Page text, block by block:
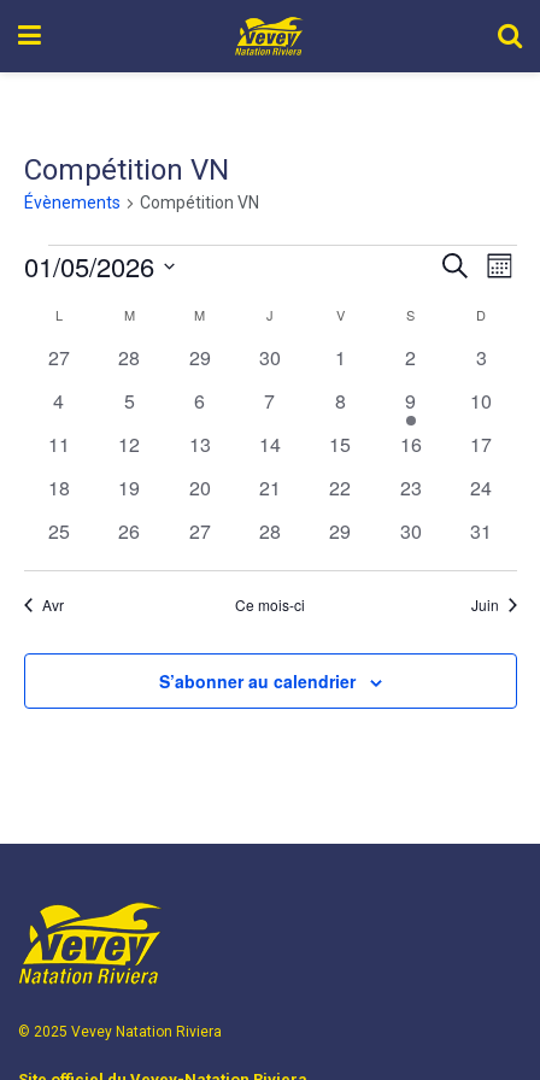
Compétition VN
Évènements Compétition VN
vues
Recherche
Mois
01/05/2026
date.
Calendrier
de
Évènements
L M M J V S D
0
27
0
28
0
29
0
30
0
1
0
2
0
3
0
4
0
5
0
6
0
7
0
évènements
8
1
évènement
9
0
10
0
11
0
12
0
13
0
14
0
15
0
16
0
17
0
18
0
19
0
20
0
21
0
22
0
23
0
24
0
25
0
26
0
27
0
28
0
29
0
30
0
31
Avr Ce mois-ci Juin
S’abonner au calendrier
© 2025 Vevey Natation Riviera